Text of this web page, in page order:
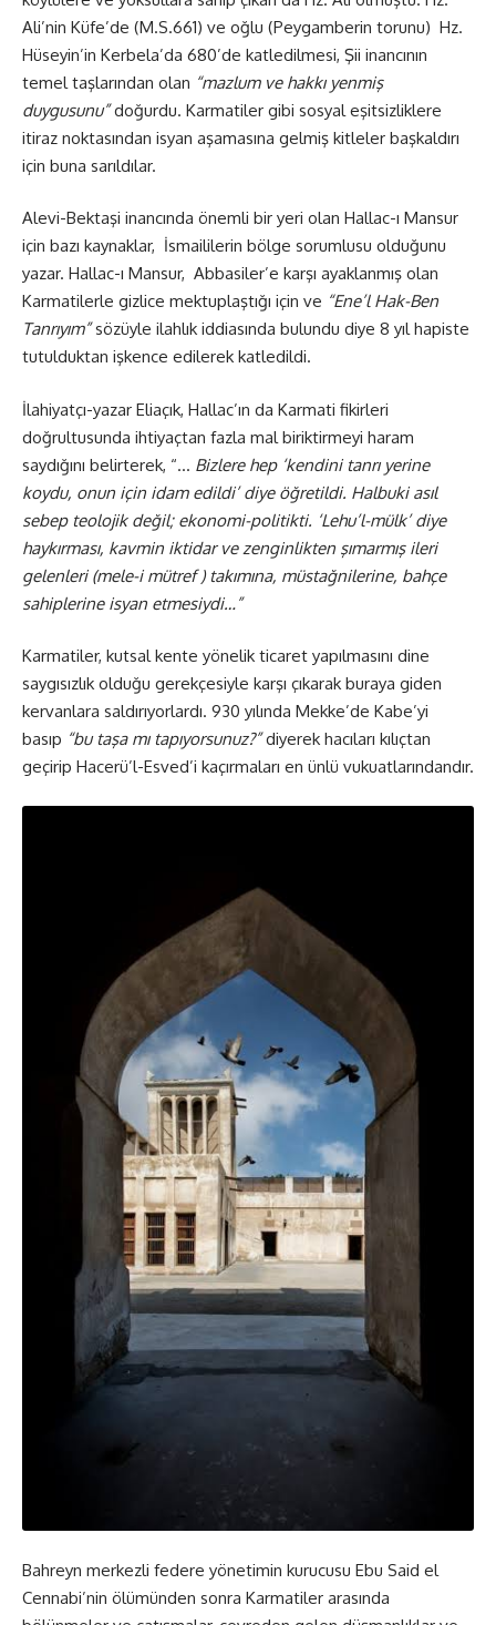
Ali’nin Küfe’de (M.S.661) ve oğlu (Peygamberin torunu) Hz.
Hüseyin’in Kerbela’da 680’de katledilmesi, Şii inancının
temel taşlarından olan “mazlum ve hakkı yenmiş
duygusunu”doğurdu. Karmatiler gibi sosyal eşitsizliklere
itiraz noktasından isyan aşamasına gelmiş kitleler başkaldırı
için buna sarıldılar.
Alevi-Bektaşi inancında önemli bir yeri olan Hallac-ı Mansur
için bazı kaynaklar, İsmaililerin bölge sorumlusu olduğunu
yazar. Hallac-ı Mansur, Abbasiler’e karşı ayaklanmış olan
Karmatilerle gizlice mektuplaştığı için ve “Ene’l Hak-Ben
Tanrıyım”sözüyle ilahlık iddiasında bulundu diye 8 yıl hapiste
tutulduktan işkence edilerek katledildi.
İlahiyatçı-yazar Eliaçık, Hallac’ın da Karmati fikirleri
doğrultusunda ihtiyaçtan fazla mal biriktirmeyi haram
saydığını belirterek, “… Bizlere hep ‘kendini tanrı yerine
koydu, onun için idam edildi’ diye öğretildi. Halbuki asıl
sebep teolojik değil; ekonomi-politikti. ‘Lehu’l-mülk’ diye
haykırması, kavmin iktidar ve zenginlikten şımarmış ileri
gelenleri (mele-i mütref ) takımına, müstağnilerine, bahçe
sahiplerine isyan etmesiydi…”
Karmatiler, kutsal kente yönelik ticaret yapılmasını dine
saygısızlık olduğu gerekçesiyle karşı çıkarak buraya giden
kervanlara saldırıyorlardı. 930 yılında Mekke’de Kabe’yi
basıp “bu taşa mı tapıyorsunuz?”diyerek hacıları kılıçtan
geçirip Hacerü’l-Esved’i kaçırmaları en ünlü vukuatlarındandır.
Bahreyn merkezli federe yönetimin kurucusu Ebu Said el
Cennabi’nin ölümünden sonra Karmatiler arasında